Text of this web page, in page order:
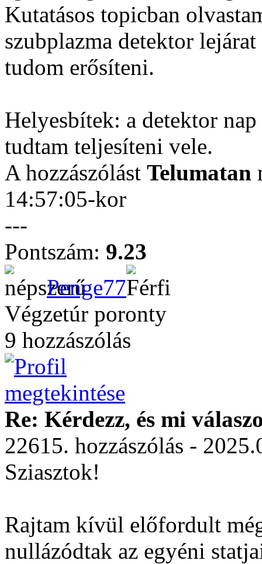
Kutatásos topicban
szubplazma detektor
tudom erősíteni.
Helyesbítek: a detektor
tudtam teljesíteni vele.
A hozzászólást Telumatan
14:57:05-kor
---
Pontszám: 9.23
Penge77
Végzetúr poronty
9 hozzászólás
Re: Kérdezz, és mi
22615. hozzászólás -
Sziasztok!
Rajtam kívül előfordult
nullázódtak az egyéni